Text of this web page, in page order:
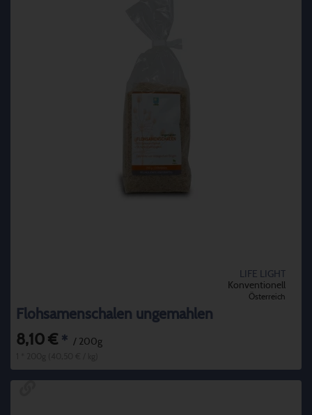
LIFE LIGHT
Konventionell
Österreich
Flohsamenschalen ungemahlen
8,10 € * / 200g